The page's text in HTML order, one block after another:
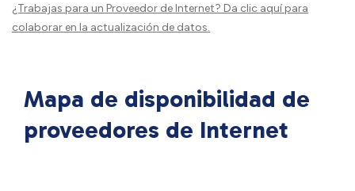
¿Trabajas para un Proveedor de Internet? Da clic aquípara
colaborar en la actualización de datos.
Mapa de disponibilidad de
proveedores de Internet